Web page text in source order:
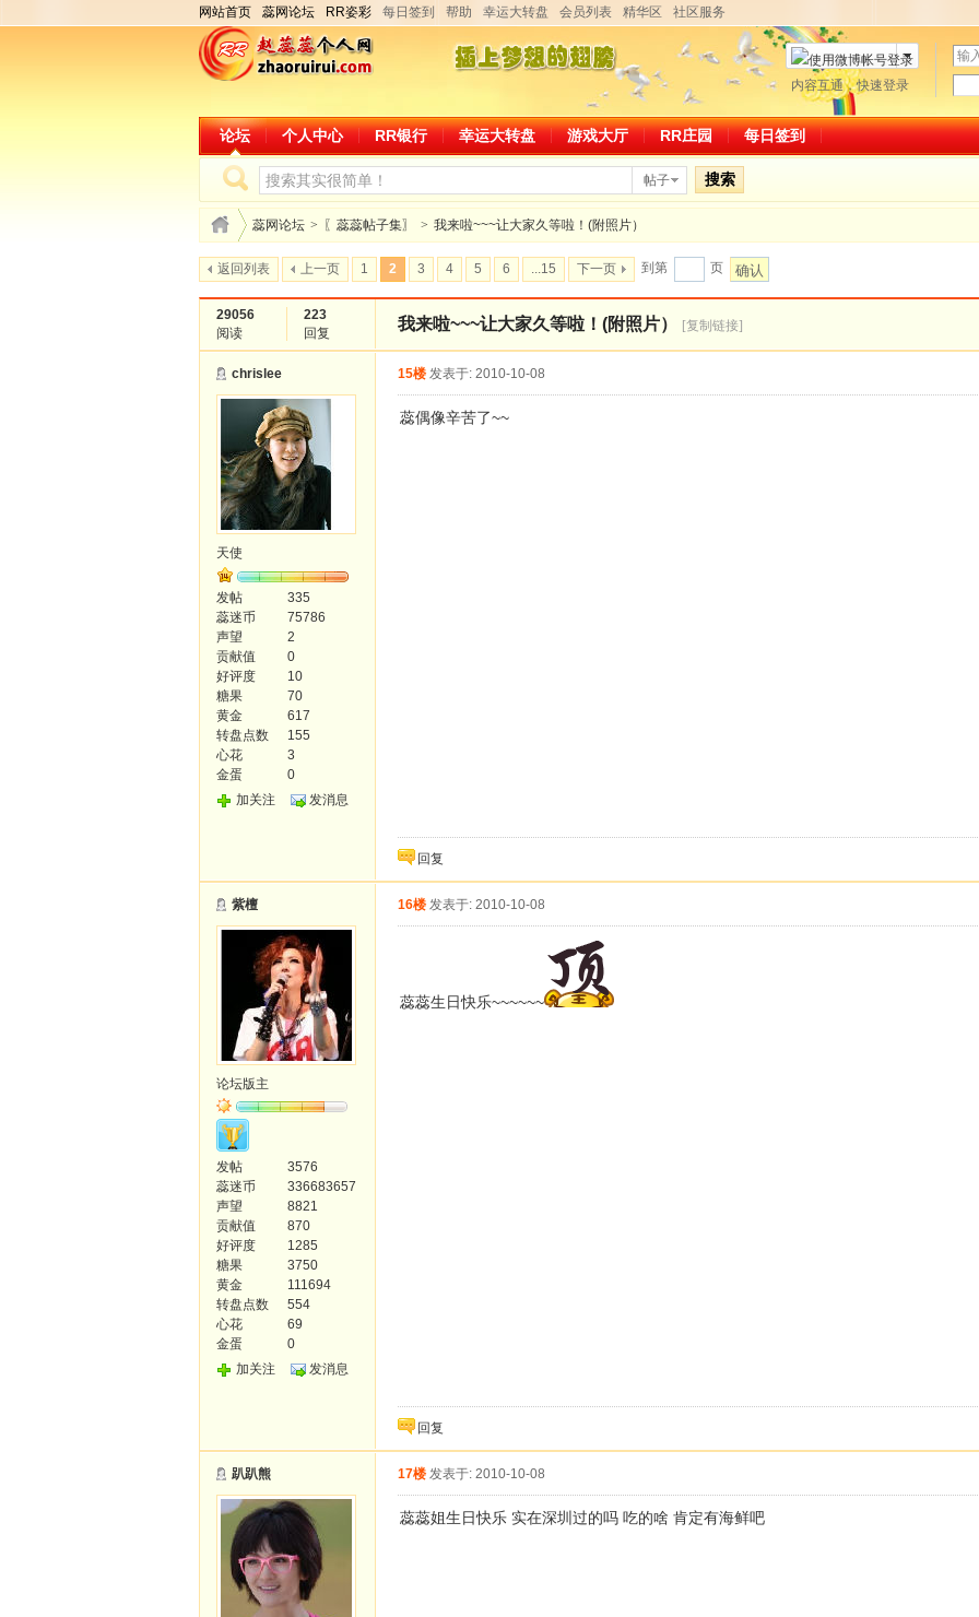
网站首页 蕊网论坛 RR姿彩 每日签到 帮助 幸运大转盘 会员列表 精华区 社区服务
用
户
名
码
微博帐号登录
内容互通，快速登录
论坛 个人中心 RR银行 幸运大转盘 游戏大厅 RR庄园 每日签到
帖子 搜索
蕊网论坛 > 〖蕊蕊帖子集〗 > 我来啦~~~让大家久等啦！(附照片）
返回列表 上一页 1 2 3 4 5 6 ...15 下一页 到第 页 确认
29056
阅读
223
回复
我来啦~~~让大家久等啦！(附照片） [复制链接]
chrislee
天使
发帖
335
蕊迷币
75786
声望
2
贡献值
0
好评度
10
糖果
70
黄金
617
转盘点数
155
心花
3
金蛋
0
加关注
发消息
15楼 发表于: 2010-10-08
蕊偶像辛苦了~~
回复
紫檀
论坛版主
发帖
3576
蕊迷币
336683657
声望
8821
贡献值
870
好评度
1285
糖果
3750
黄金
111694
转盘点数
554
心花
69
金蛋
0
加关注
发消息
16楼 发表于: 2010-10-08
蕊蕊生日快乐~~~~~~
回复
趴趴熊 17楼 发表于: 2010-10-08
蕊蕊姐生日快乐 实在深圳过的吗 吃的啥 肯定有海鲜吧